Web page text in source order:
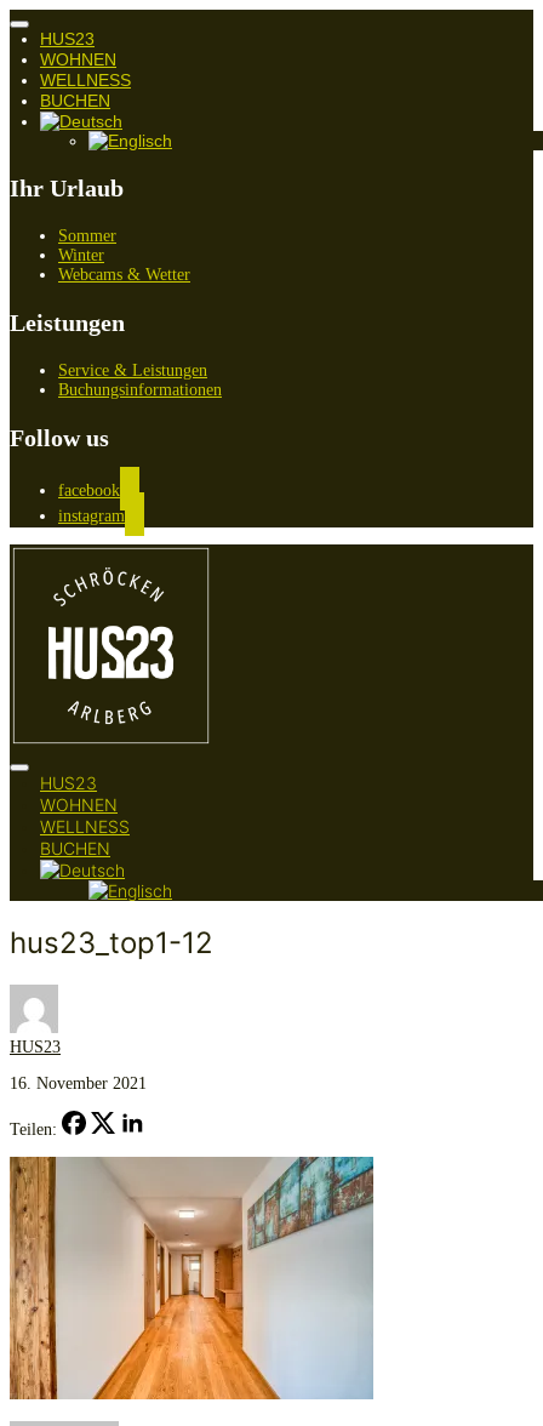
Navigation
umschalten
HUS23
WOHNEN
WELLNESS
BUCHEN
Ihr Urlaub
Sommer
Winter
Webcams & Wetter
Leistungen
Service & Leistungen
Buchungsinformationen
Follow us
facebook
instagram
Seitenleiste
Navigation
umschalten
HUS23
WOHNEN
WELLNESS
BUCHEN
hus23_top1-12
HUS23
16. November 2021
Teilen: